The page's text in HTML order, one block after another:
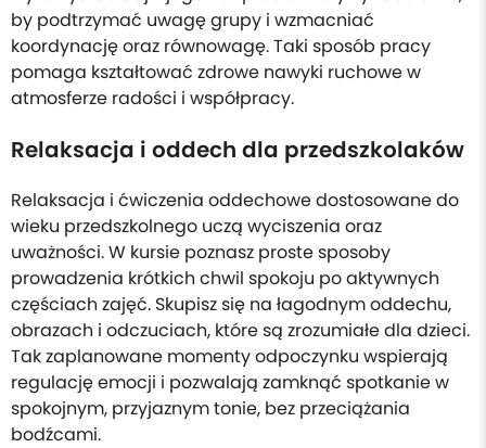
by podtrzymać uwagę grupy i wzmacniać
koordynację oraz równowagę. Taki sposób pracy
pomaga kształtować zdrowe nawyki ruchowe w
atmosferze radości i współpracy.
Relaksacja i oddech dla przedszkolaków
Relaksacja i ćwiczenia oddechowe dostosowane do
wieku przedszkolnego uczą wyciszenia oraz
uważności. W kursie poznasz proste sposoby
prowadzenia krótkich chwil spokoju po aktywnych
częściach zajęć. Skupisz się na łagodnym oddechu,
obrazach i odczuciach, które są zrozumiałe dla dzieci.
Tak zaplanowane momenty odpoczynku wspierają
regulację emocji i pozwalają zamknąć spotkanie w
spokojnym, przyjaznym tonie, bez przeciążania
bodźcami.